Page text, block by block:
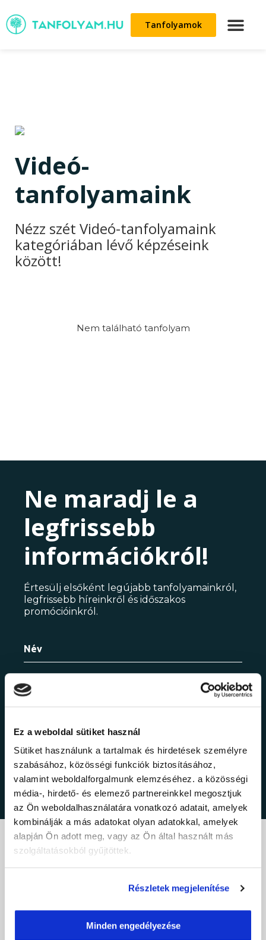
Ez a weboldal sütiket használ
Sütiket használunk a tartalmak és hirdetések személyre
szabásához, közösségi funkciók biztosításához,
valamint weboldalforgalmunk elemzéséhez. a közösségi
média-, hirdető- és elemező partnereinkkel megosztjuk
az Ön weboldalhasználatára vonatkozó adatait, amelyek
kombinálják a más adatokat olyan adatokkal, amelyek
alapján Ön adott meg, vagy az Ön által használt más
szolgáltatásokból gyűjtöttek.
Részletek megjelenítése
Minden engedélyezése
Tanfolyamok
Videó-
tanfolyamaink
Nézz szét Videó-tanfolyamaink
kategóriában lévő képzéseink
között!
Nem található tanfolyam
Ne maradj le a
legfrissebb
információkról!
Értesülj elsőként legújabb tanfolyamainkról,
legfrissebb híreinkről és időszakos
promócióinkról.
Elfogadom az adatkezelési tájékoztatóban
Csatlakozz a közzöségünkhöz: